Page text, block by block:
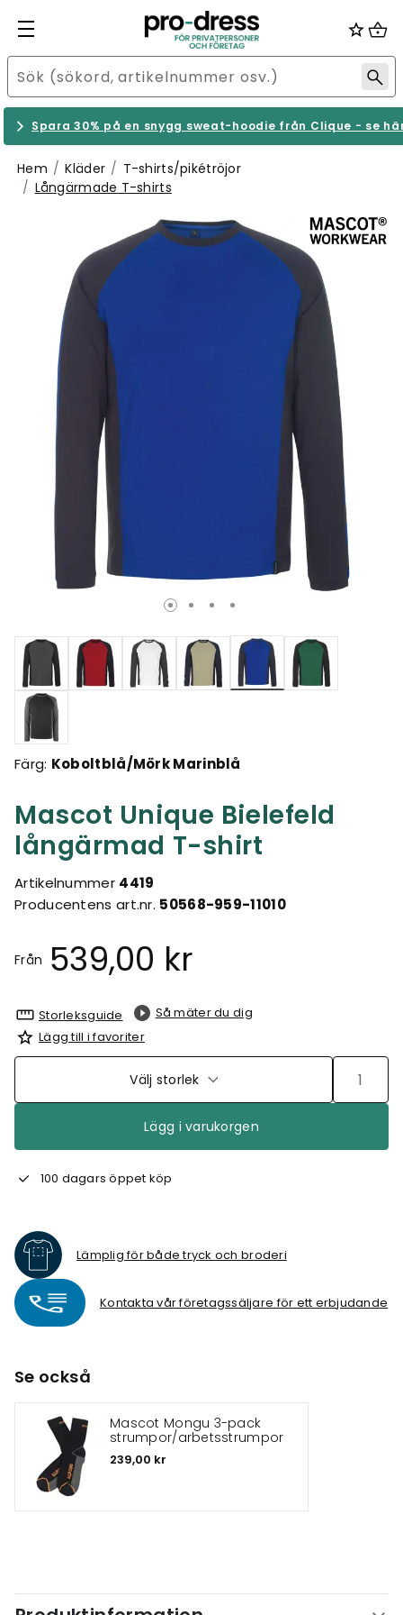
Spara 30% på en snygg sweat-hoodie från Clique - se
Hem Kläder
T-shirts/pikétröjor
Långärmade T-shirts
Mascot Unique Bielefeld
långärmad T-shirt
Artikelnummer 4419
Producentens art.nr. 50568-959-11010
Från 539,00 kr
Valda
Färg: Koboltblå/Mörk Marinblå
Storleksguide
Så mäter du dig
Lägg till i favoriter
Välj storlek
Lägg i varukorgen
100 dagars öppet köp
Lämplig för både tryck och broderi
Kontakta vår företagssäljare för ett erbjudande
Se också
Mascot Mongu 3-pack
strumpor/arbetsstrumpor
239,00 kr